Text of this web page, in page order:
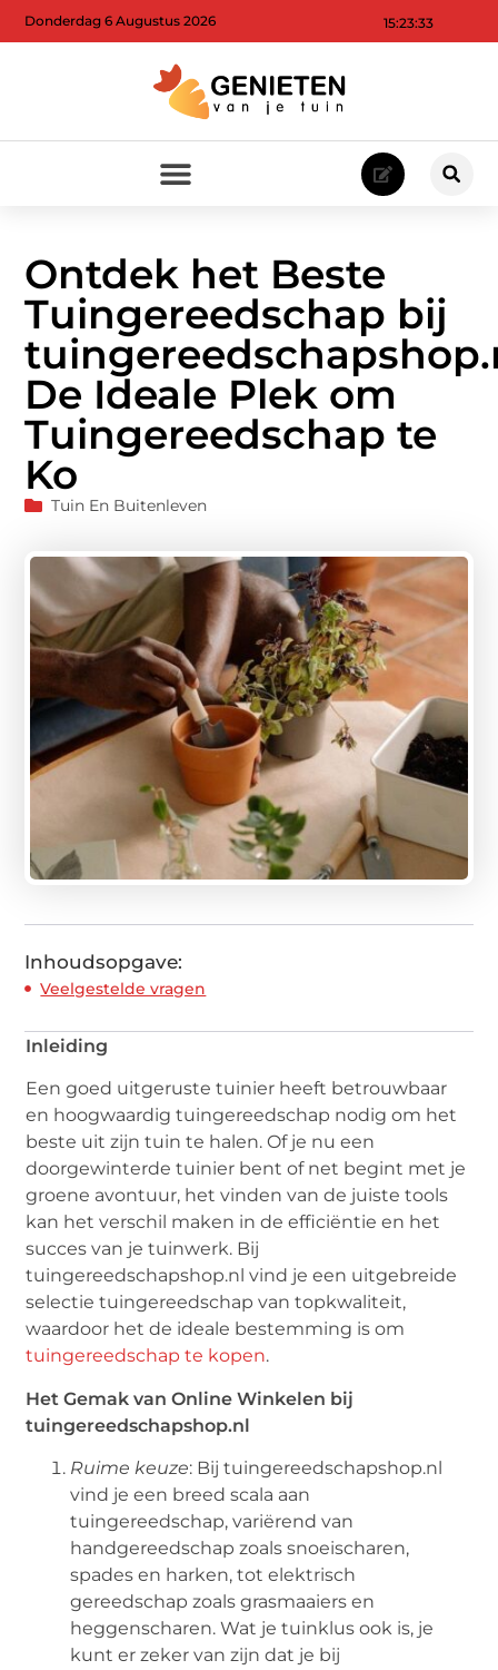
15:23:35
Donderdag 6 Augustus 2026
Ontdek het Beste
Tuingereedschap bij
De Ideale Plek om
Tuingereedschap te
Ko
Tuin En Buitenleven
Inhoudsopgave:
Veelgestelde vragen
Inleiding
Een goed uitgeruste tuinier heeft betrouwbaar
en hoogwaardig tuingereedschap nodig om het
beste uit zijn tuin te halen. Of je nu een
doorgewinterde tuinier bent of net begint met je
groene avontuur, het vinden van de juiste tools
kan het verschil maken in de efficiëntie en het
succes van je tuinwerk. Bij
tuingereedschapshop.nl vind je een uitgebreide
selectie tuingereedschap van topkwaliteit,
waardoor het de ideale bestemming is om
tuingereedschap te kopen.
Het Gemak van Online Winkelen bij
tuingereedschapshop.nl
Ruime keuze: Bij tuingereedschapshop.nl
vind je een breed scala aan
tuingereedschap, variërend van
handgereedschap zoals snoeischaren,
spades en harken, tot elektrisch
gereedschap zoals grasmaaiers en
heggenscharen. Wat je tuinklus ook is, je
kunt er zeker van zijn dat je bij